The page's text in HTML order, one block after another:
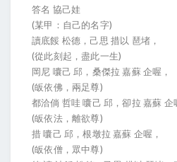
答名 協己娃
(某甲：自己的名字)
讀底餒 松德，己思 措以 琶堵，
(從此刻起，盡此一生)
岡尼 囔己 邱，桑傑拉 嘉蘇 企喔，
(皈依佛，兩足尊)
都洽倘 哲哇 囔己 邱，卻拉 嘉蘇 企
(皈依法，離欲尊)
措 囔己 邱，根墩拉 嘉蘇 企喔，
(皈依僧，眾中尊)